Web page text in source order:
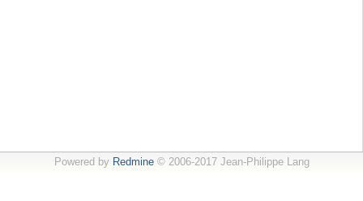
Powered by Redmine© 2006-2017 Jean-Philippe Lang